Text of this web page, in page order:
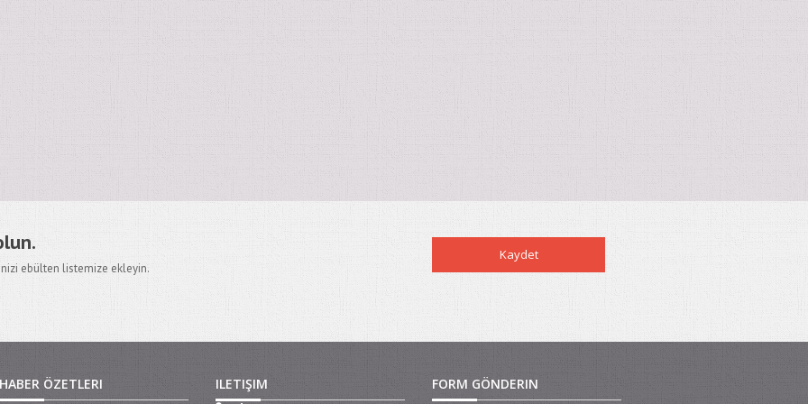
ebülten listemize ekleyin.
HABER ÖZETLERI ILETIŞIM FORM GÖNDERIN